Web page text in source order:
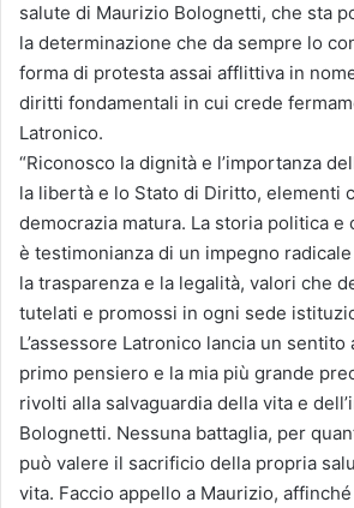
salute di Maurizio Bolognetti, che sta
la determinazione che da sempre lo
forma di protesta assai afflittiva in
diritti fondamentali in cui crede
Latronico.
“Riconosco la dignità e l’importanza
la libertà e lo Stato di Diritto, elementi
democrazia matura. La storia politica
è testimonianza di un impegno
la trasparenza e la legalità, valori che
tutelati e promossi in ogni sede
L’assessore Latronico lancia un sentito
primo pensiero e la mia più grande
rivolti alla salvaguardia della vita e
Bolognetti. Nessuna battaglia, per
può valere il sacrificio della propria
vita. Faccio appello a Maurizio,